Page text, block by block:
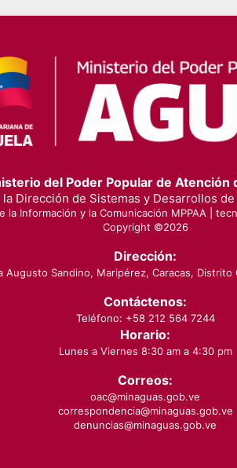
del Poder Popular de Atención
Dirección de Sistemas y Desarrollos
la Información y la Comunicación MPPAA |
Copyright ©2026
Dirección:
Augusto Sandino, Maripérez, Caracas, Distrito
Contáctenos:
Teléfono: +58 212 564 7244
Horario:
Lunes a Viernes 8:30 am a 4:30 pm
Correos:
oac@minaguas.gob.ve
correspondencia@minaguas.gob.ve
denuncias@minaguas.gob.ve